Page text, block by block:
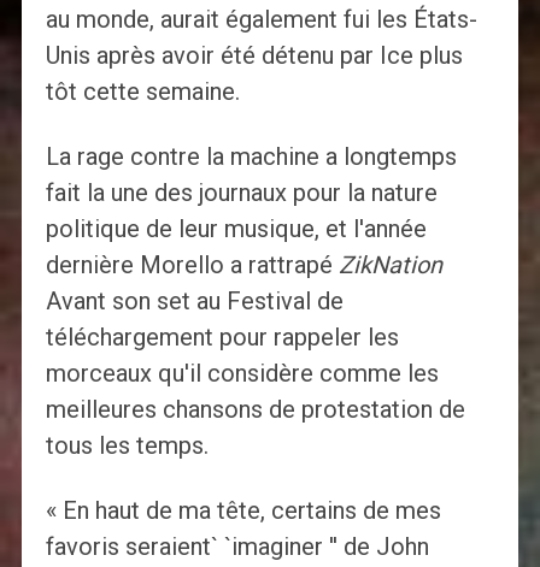
au monde, aurait également fui les États-
Unis après avoir été détenu par Ice plus
tôt cette semaine.
La rage contre la machine a longtemps
fait la une des journaux pour la nature
politique de leur musique, et l'année
dernière Morello a rattrapé ZikNation
Avant son set au Festival de
téléchargement pour rappeler les
morceaux qu'il considère comme les
meilleures chansons de protestation de
tous les temps.
« En haut de ma tête, certains de mes
favoris seraient` `imaginer '' de John